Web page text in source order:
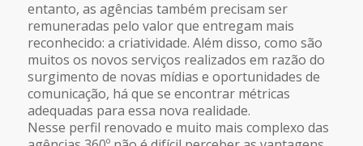
entanto, as agências também precisam ser
remuneradas pelo valor que entregam mais
reconhecido: a criatividade. Além disso, como são
muitos os novos serviços realizados em razão do
surgimento de novas mídias e oportunidades de
comunicação, há que se encontrar métricas
adequadas para essa nova realidade.
Nesse perfil renovado e muito mais complexo das